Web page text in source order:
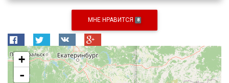
МНЕ НРАВИТСЯ 8
+
-